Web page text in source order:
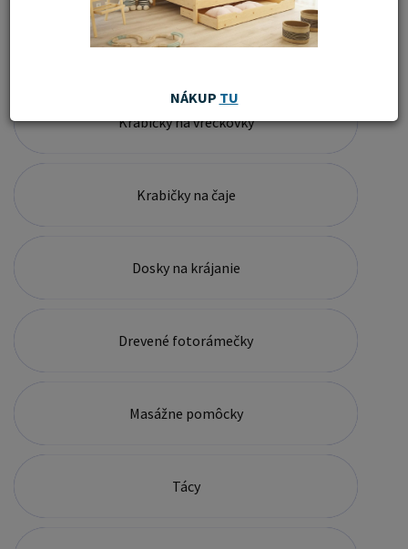
Krabičky na víno
Krabičky na vreckovky
Krabičky na čaje
Dosky na krájanie
Drevené fotorámečky
Masážne pomôcky
Tácy
NÁKUP TU